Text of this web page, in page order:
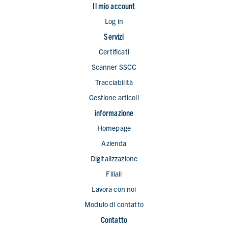
Il mio account
Log in
Servizi
Certificati
Scanner SSCC
Tracciabilità
Gestione articoli
informazione
Homepage
Azienda
Digitalizzazione
Filiali
Lavora con noi
Modulo di contatto
Contatto